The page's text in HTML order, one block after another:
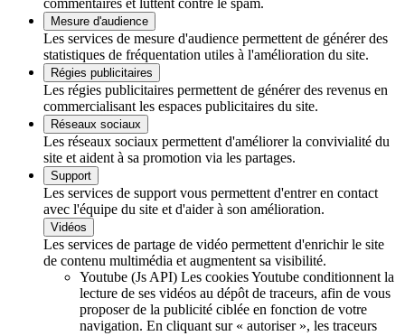
commentaires et luttent contre le spam.
Mesure d'audience
Les services de mesure d'audience permettent de générer des
statistiques de fréquentation utiles à l'amélioration du site.
Régies publicitaires
Les régies publicitaires permettent de générer des revenus en
commercialisant les espaces publicitaires du site.
Réseaux sociaux
Les réseaux sociaux permettent d'améliorer la convivialité du
site et aident à sa promotion via les partages.
Support
Les services de support vous permettent d'entrer en contact
avec l'équipe du site et d'aider à son amélioration.
Vidéos
Les services de partage de vidéo permettent d'enrichir le site
de contenu multimédia et augmentent sa visibilité.
Youtube (Js API) Les cookies Youtube conditionnent la
lecture de ses vidéos au dépôt de traceurs, afin de vous
proposer de la publicité ciblée en fonction de votre
navigation. En cliquant sur « autoriser », les traceurs